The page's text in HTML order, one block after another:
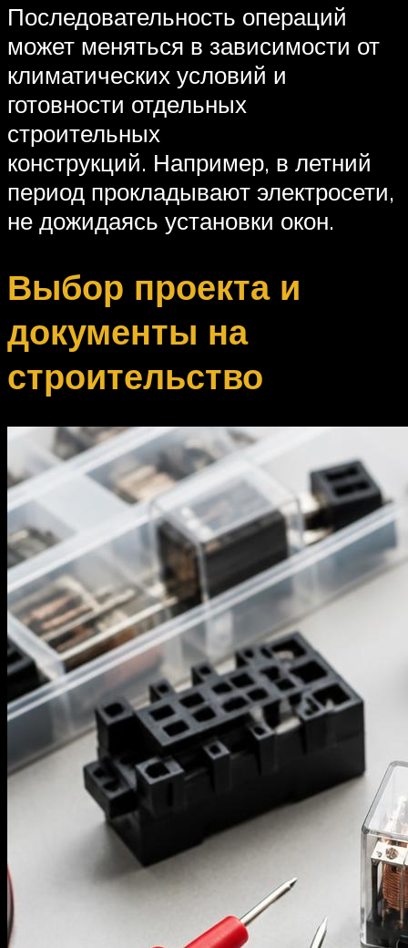
Последовательность операций
может меняться в зависимости от
климатических условий и
готовности отдельных
строительных
конструкций. Например, в летний
период прокладывают электросети,
не дожидаясь установки окон.
Выбор проекта и
документы на
строительство